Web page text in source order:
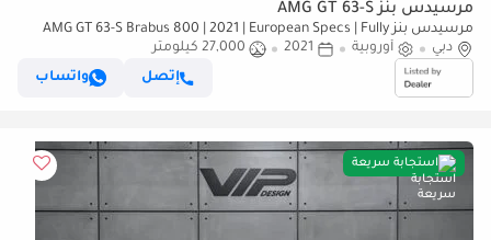
مرسيدس بنز AMG GT 63-S
مرسيدس بنز AMG GT 63-S Brabus 800 | 2021 | European Specs | Fully
Loaded | Warranty Available
دبي أوروبية 2021
27,000 كيلومتر
إتصل
واتساب
استجابة سريعة